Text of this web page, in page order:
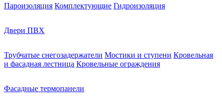
Пароизоляция Комплектующие Гидроизоляция
Двери ПВХ
Трубчатые снегозадержатели Мостики и ступени Кровельная
и фасадная лестница Кровельные ограждения
Фасадные термопанели